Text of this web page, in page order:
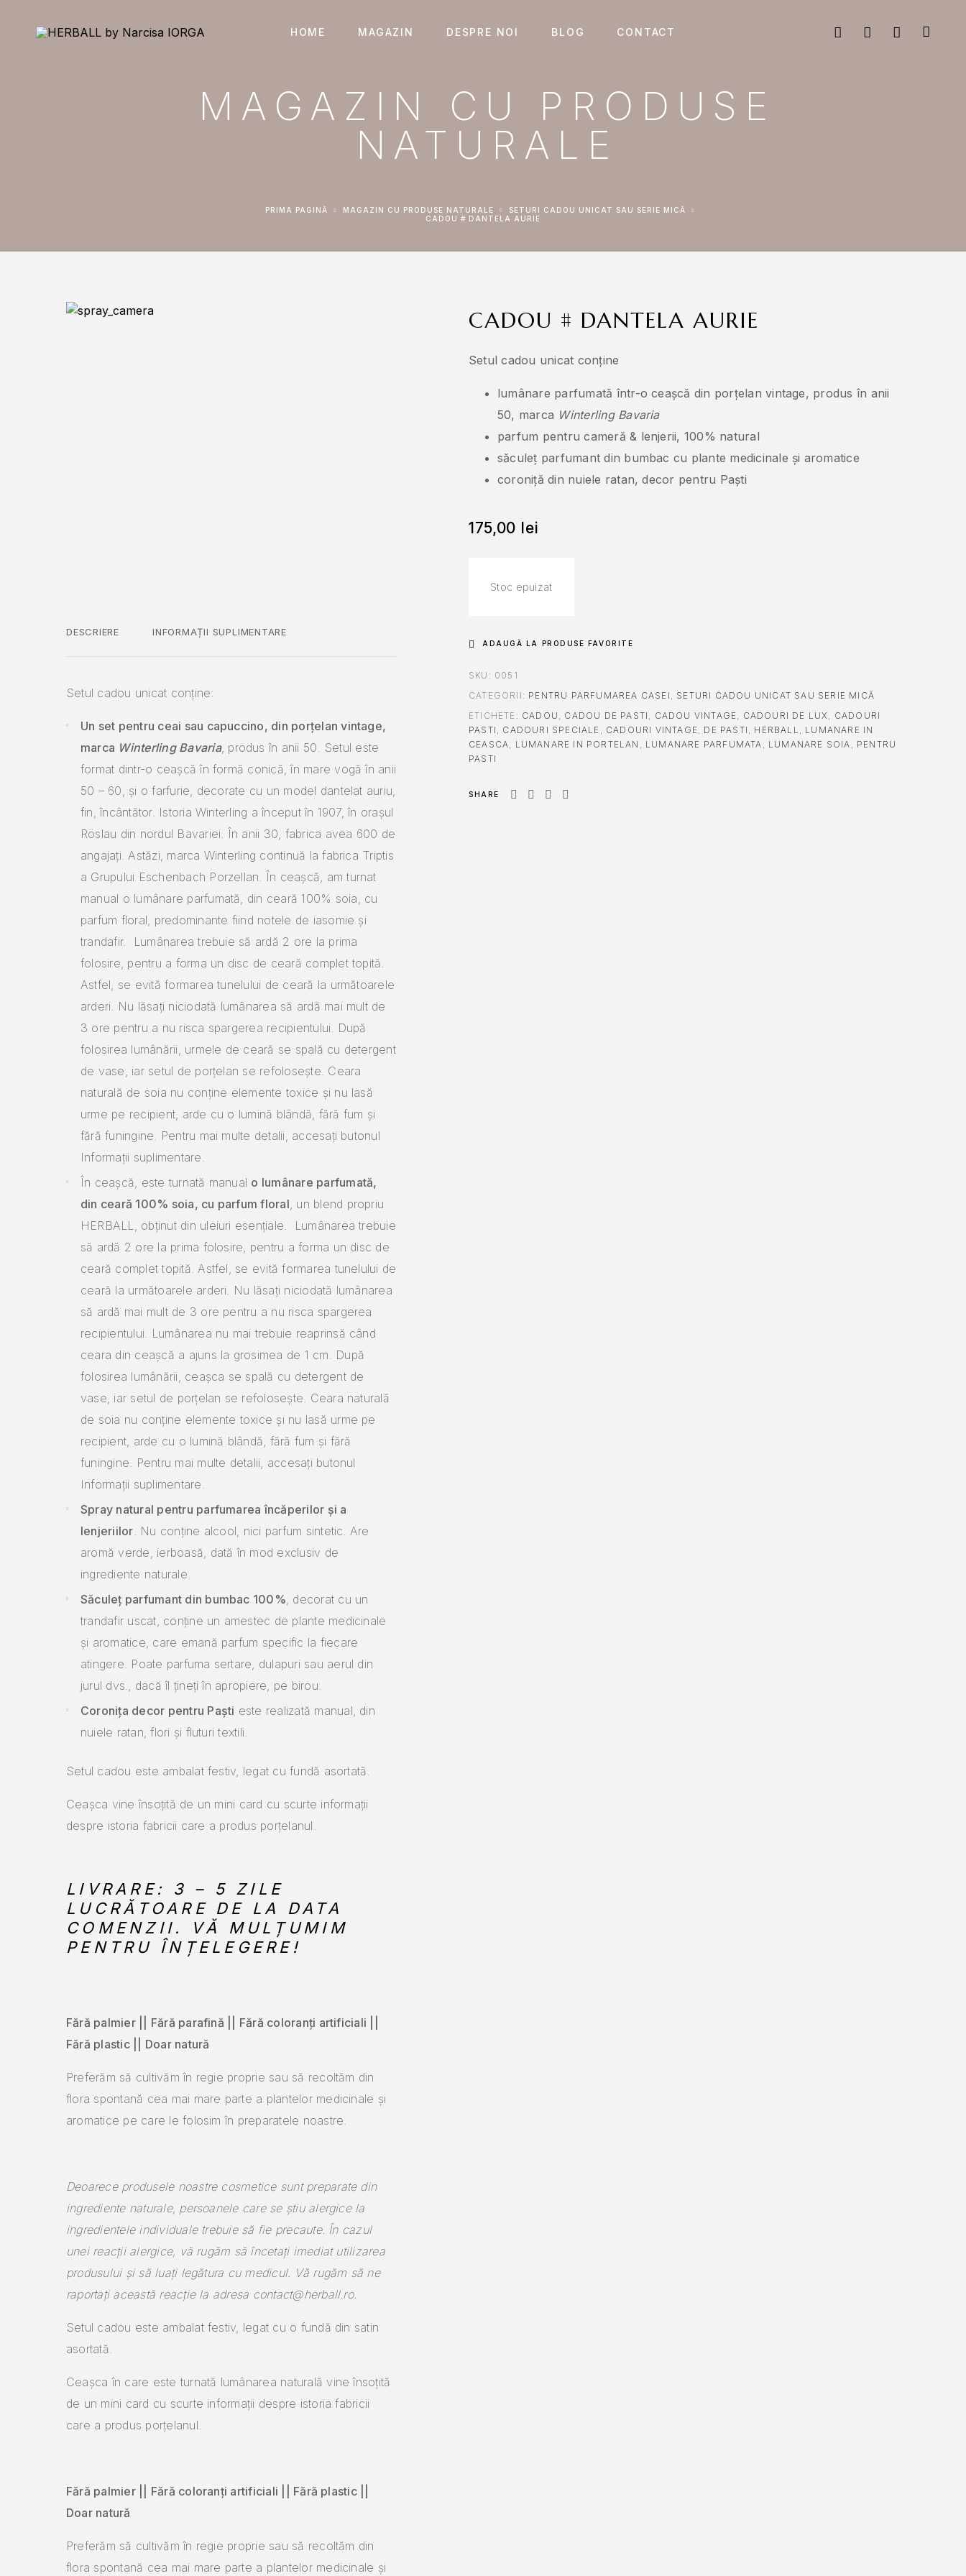
HOME MAGAZIN DESPRE NOI BLOG CONTACT
MAGAZIN CU PRODUSE
NATURALE
PRIMA PAGINĂ MAGAZIN CU PRODUSE NATURALE
SETURI CADOU UNICAT SAU SERIE MICĂ
CADOU # DANTELA AURIE
DESCRIERE INFORMAȚII SUPLIMENTARE
Setul cadou unicat conține:
Un set pentru ceai sau capuccino, din porțelan vintage,
marca Winterling Bavaria, produs în anii 50. Setul este
format dintr-o ceașcă în formă conică, în mare vogă în anii
50 – 60, și o farfurie, decorate cu un model dantelat auriu,
fin, încântător. Istoria Winterling a început în 1907, în orașul
Röslau din nordul Bavariei. În anii 30, fabrica avea 600 de
angajați. Astăzi, marca Winterling continuă la fabrica Triptis
a Grupului Eschenbach Porzellan. În ceașcă, am turnat
manual o lumânare parfumată, din ceară 100% soia, cu
parfum floral, predominante fiind notele de iasomie și
trandafir. Lumânarea trebuie să ardă 2 ore la prima
folosire, pentru a forma un disc de ceară complet topită.
Astfel, se evită formarea tunelului de ceară la următoarele
arderi. Nu lăsați niciodată lumânarea să ardă mai mult de
3 ore pentru a nu risca spargerea recipientului. După
folosirea lumânării, urmele de ceară se spală cu detergent
de vase, iar setul de porțelan se refolosește. Ceara
naturală de soia nu conține elemente toxice și nu lasă
urme pe recipient, arde cu o lumină blândă, fără fum și
fără funingine. Pentru mai multe detalii, accesați butonul
Informații suplimentare.
În ceașcă, este turnată manual o lumânare parfumată,
din ceară 100% soia, cu parfum floral , un blend propriu
HERBALL, obținut din uleiuri esențiale. Lumânarea trebuie
să ardă 2 ore la prima folosire, pentru a forma un disc de
ceară complet topită. Astfel, se evită formarea tunelului de
ceară la următoarele arderi. Nu lăsați niciodată lumânarea
să ardă mai mult de 3 ore pentru a nu risca spargerea
recipientului. Lumânarea nu mai trebuie reaprinsă când
ceara din ceașcă a ajuns la grosimea de 1 cm. După
folosirea lumânării, ceașca se spală cu detergent de
vase, iar setul de porțelan se refolosește. Ceara naturală
de soia nu conține elemente toxice și nu lasă urme pe
recipient, arde cu o lumină blândă, fără fum și fără
funingine. Pentru mai multe detalii, accesați butonul
Informații suplimentare.
Spray natural pentru parfumarea încăperilor și a
lenjeriilor . Nu conține alcool, nici parfum sintetic. Are
aromă verde, ierboasă, dată în mod exclusiv de
ingrediente naturale.
Săculeț parfumant din bumbac 100% , decorat cu un
trandafir uscat, conține un amestec de plante medicinale
și aromatice, care emană parfum specific la fiecare
atingere. Poate parfuma sertare, dulapuri sau aerul din
jurul dvs., dacă îl țineți în apropiere, pe birou.
Coronița decor pentru Paști este realizată manual, din
nuiele ratan, flori și fluturi textili.
Setul cadou este ambalat festiv, legat cu fundă asortată.
Ceașca vine însoțită de un mini card cu scurte informații
despre istoria fabricii care a produs porțelanul.
LIVRARE: 3 – 5 ZILE
LUCRĂTOARE DE LA DATA
COMENZII. VĂ MULȚUMIM
PENTRU ÎNȚELEGERE!
Fără palmier || Fără parafină || Fără coloranți artificiali ||
Fără plastic || Doar natură
Preferăm să cultivăm în regie proprie sau să recoltăm din
flora spontană cea mai mare parte a plantelor medicinale și
aromatice pe care le folosim în preparatele noastre.
Deoarece produsele noastre cosmetice sunt preparate din
ingrediente naturale, persoanele care se știu alergice la
ingredientele individuale trebuie să fie precaute. În cazul
unei reacții alergice, vă rugăm să încetați imediat utilizarea
produsului și să luați legătura cu medicul. Vă rugăm să ne
raportați această reacție la adresa contact@herball.ro.
Setul cadou este ambalat festiv, legat cu o fundă din satin
asortată.
Ceașca în care este turnată lumânarea naturală vine însoțită
de un mini card cu scurte informații despre istoria fabricii
care a produs porțelanul.
Fără palmier || Fără coloranți artificiali || Fără plastic ||
Doar natură
Preferăm să cultivăm în regie proprie sau să recoltăm din
flora spontană cea mai mare parte a plantelor medicinale și
CADOU # DANTELA AURIE
Setul cadou unicat conține
lumânare parfumată într-o ceașcă din porțelan vintage, produs în anii
50, marca Winterling Bavaria
parfum pentru cameră & lenjerii, 100% natural
săculeț parfumant din bumbac cu plante medicinale și aromatice
coroniță din nuiele ratan, decor pentru Paști
175,00 lei
Stoc epuizat
ADAUGĂ LA PRODUSE FAVORITE
SKU: 0051
CATEGORII: PENTRU PARFUMAREA CASEI , SETURI CADOU UNICAT SAU SERIE MICĂ
ETICHETE: CADOU , CADOU DE PASTI , CADOU VINTAGE, CADOURI DE LUX , CADOURI
PASTI , CADOURI SPECIALE , CADOURI VINTAGE, DE PASTI , HERBALL , LUMANARE IN
CEASCA, LUMANARE IN PORTELAN , LUMANARE PARFUMATA , LUMANARE SOIA , PENTRU
PASTI
SHARE